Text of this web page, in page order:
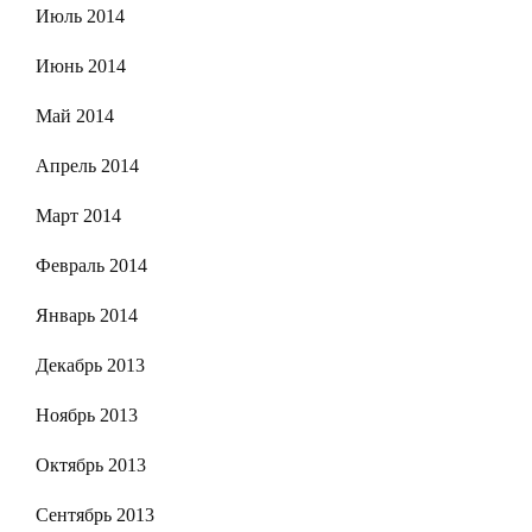
Июль 2014
Июнь 2014
Май 2014
Апрель 2014
Март 2014
Февраль 2014
Январь 2014
Декабрь 2013
Ноябрь 2013
Октябрь 2013
Сентябрь 2013